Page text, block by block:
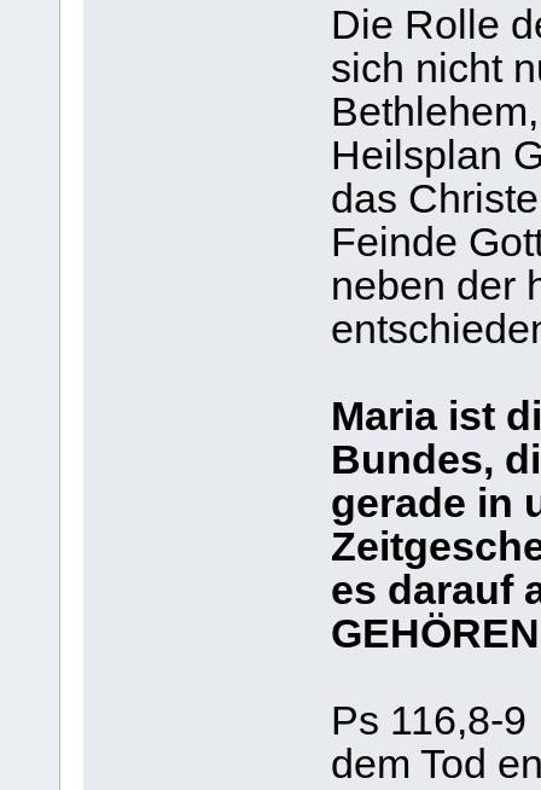
Die Rolle
sich nicht
Heilsplan
das
Feinde
neben der
Maria ist
Bundes,
gerade in
es darauf
Ps 116,8-
dem Tod